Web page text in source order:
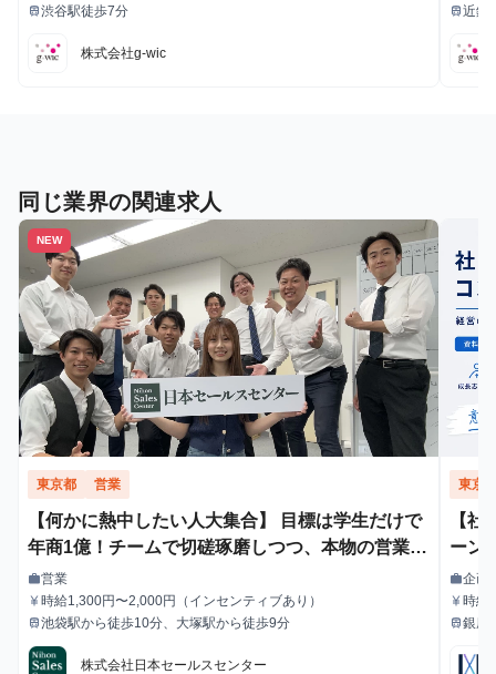
最寄駅
train渋谷駅徒歩7分
株式会社g-wic
最寄駅
train近鉄
同じ業界の関連求人
NEW
東京都 営業
【何かに熱中したい人大集合】 目標は学生だけで
年商1億！チームで切磋琢磨しつつ、本物の営業力
を身につけて年収1,000万円目指してみませんか？
※当社直結内定あり #学歴不問 #未経験可 #1.2年
生可
職種
work営業
給与
currency_yen時給1,300円〜2,000円（インセンティブあり）
最寄駅
train池袋駅から徒歩10分、大塚駅から徒歩9分
株式会社日本セールスセンター
東京
【
ーン
職種
work企画
給与
currency_yen時給
最寄駅
train銀座
分